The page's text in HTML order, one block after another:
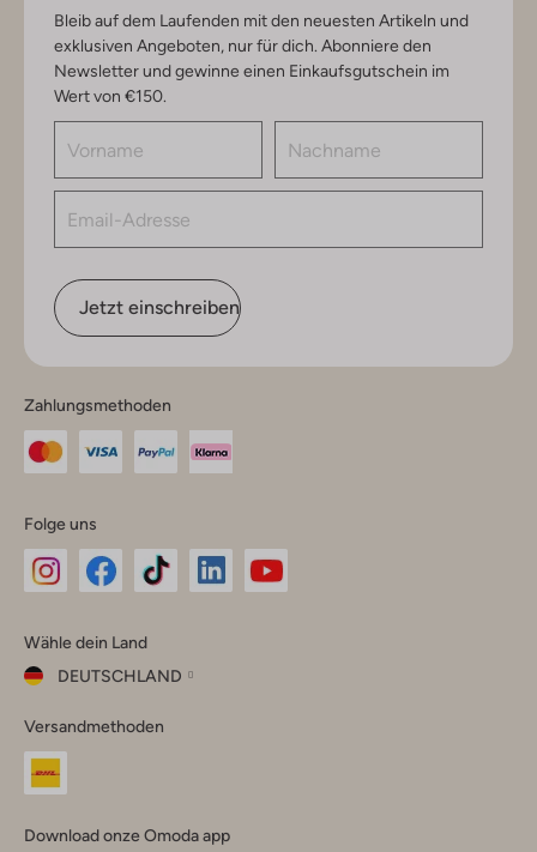
Bleib auf dem Laufenden mit den neuesten Artikeln und
exklusiven Angeboten, nur für dich. Abonniere den
Newsletter und gewinne einen Einkaufsgutschein im
Wert von €150.
Jetzt einschreiben
Zahlungsmethoden
Folge uns
Instagram
Facebook
TikTok
Wähle dein Land
DEUTSCHLAND
dein
Land
Versandmethoden
Download onze Omoda app